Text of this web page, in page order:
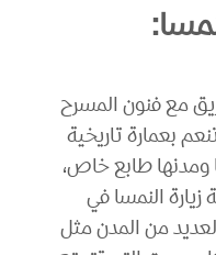
مع فنون المسرح
بعمارة تاريخية
طابع خاص،
النمسا في
من المدن مثل